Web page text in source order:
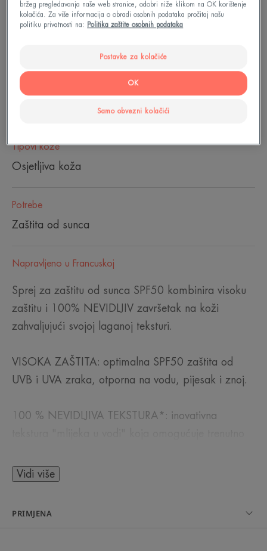
Osvježavajuća, lagana tekstura, 100 % nevidljiva.
Može se koristiti za
Tipovi kože
Osjetljiva koža
Potrebe
Zaštita od sunca
Napravljeno u Francuskoj
Sprej za zaštitu od sunca SPF50 kombinira visoku
zaštitu i 100% NEVIDLJIV završetak na koži
zahvaljujući svojoj laganoj teksturi.
VISOKA ZAŠTITA: optimalna SPF50 zaštita od
UVB i UVA zraka, otporna na vodu, pijesak i znoj.
100 % NEVIDLJIVA TEKSTURA*: inovativna
Dugotrajno hidrira*** uz osjećaj svježine na koži.
Vidi više
PRIMJENA
bržeg pregledavanja naše web stranice, odobri niže klikom na OK korištenje
kolačića. Za više informacija o obradi osobnih podataka pročitaj našu
politiku privatnosti na:
Politika zaštite osobnih podataka
Postavke za kolačiće
Samo obvezni kolačići
OK